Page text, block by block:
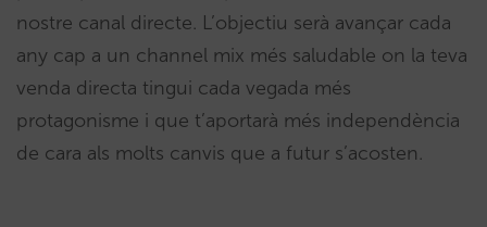
nostre canal directe. L’objectiu serà avançar cada
any cap a un channel mix més saludable on la teva
venda directa tingui cada vegada més
protagonisme i que t’aportarà més independència
de cara als molts canvis que a futur s’acosten.